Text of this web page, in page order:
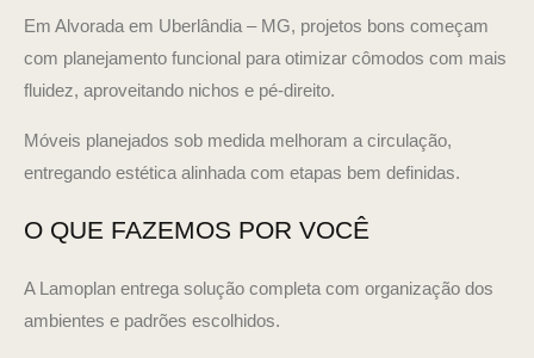
Em Alvorada em Uberlândia – MG, projetos bons começam
com planejamento funcional para otimizar cômodos com mais
fluidez, aproveitando nichos e pé-direito.
Móveis planejados sob medida melhoram a circulação,
entregando estética alinhada com etapas bem definidas.
O QUE FAZEMOS POR VOCÊ
A Lamoplan entrega solução completa com organização dos
ambientes e padrões escolhidos.